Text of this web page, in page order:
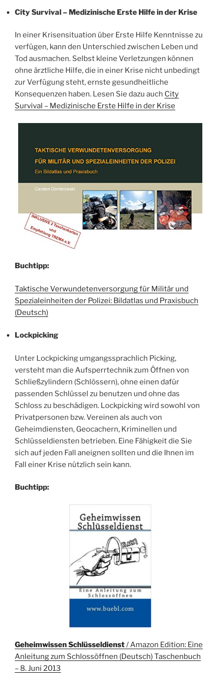
City Survival – Medizinische Erste Hilfe in der Krise
In einer Krisensituation über Erste Hilfe Kenntnisse zu
verfügen, kann den Unterschied zwischen Leben und
Tod ausmachen. Selbst kleine Verletzungen können
ohne ärztliche Hilfe, die in einer Krise nicht unbedingt
zur Verfügung steht, ernste gesundheitliche
Konsequenzen haben. Lesen Sie dazu auch City
Survival – Medizinische Erste Hilfe in der Krise
Buchtipp:
Taktische Verwundetenversorgung für Militär und
Spezialeinheiten der Polizei: Bildatlas und Praxisbuch
(Deutsch)
Lockpicking
Unter Lockpicking umgangssprachlich Picking,
versteht man die Aufsperrtechnik zum Öffnen von
Schließzylindern (Schlössern), ohne einen dafür
passenden Schlüssel zu benutzen und ohne das
Schloss zu beschädigen. Lockpicking wird sowohl von
Privatpersonen bzw. Vereinen als auch von
Geheimdiensten, Geocachern, Kriminellen und
Schlüsseldiensten betrieben. Eine Fähigkeit die Sie
sich auf jeden Fall aneignen sollten und die Ihnen im
Fall einer Krise nützlich sein kann.
Buchtipp:
Geheimwissen Schlüsseldienst/ Amazon Edition: Eine
Anleitung zum Schlossöffnen (Deutsch) Taschenbuch
– 8. Juni 2013